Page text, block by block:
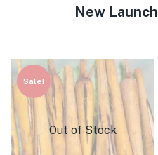
New Launch
Sale!
Out of Stock